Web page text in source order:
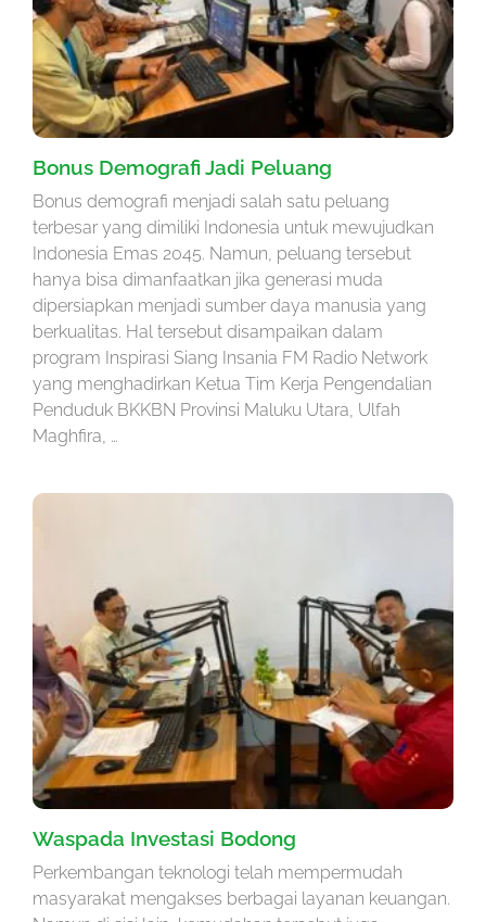
Bonus Demografi Jadi Peluang
Bonus demografi menjadi salah satu peluang
terbesar yang dimiliki Indonesia untuk mewujudkan
Indonesia Emas 2045. Namun, peluang tersebut
hanya bisa dimanfaatkan jika generasi muda
dipersiapkan menjadi sumber daya manusia yang
berkualitas. Hal tersebut disampaikan dalam
program Inspirasi Siang Insania FM Radio Network
yang menghadirkan Ketua Tim Kerja Pengendalian
Penduduk BKKBN Provinsi Maluku Utara, Ulfah
Maghfira, …
Waspada Investasi Bodong
Perkembangan teknologi telah mempermudah
masyarakat mengakses berbagai layanan keuangan.